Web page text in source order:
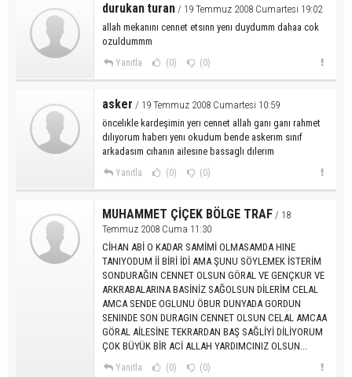
durukan turan / 19 Temmuz 2008 Cumartesi 19:02
allah mekanını cennet etsınn yenı duydumm dahaa cok
ozuldummm
Yanıtla (0) (0)
asker / 19 Temmuz 2008 Cumartesi 10:59
öncelıkle kardeşimin yerı cennet allah ganı ganı rahmet
dılıyorum haberı yenı okudum bende askerım sınıf
arkadasım cıhanın ailesıne bassaglı dılerım
Yanıtla (0) (0)
MUHAMMET ÇİÇEK BÖLGE TRAF / 18
Temmuz 2008 Cuma 11:30
CİHAN ABİ O KADAR SAMİMİ OLMASAMDA HINE
TANIYODUM İİ BİRİ İDİ AMA ŞUNU SÖYLEMEK İSTERİM
SONDURAĞIN CENNET OLSUN GÖRAL VE GENÇKUR VE
ARKRABALARINA BASİNİZ SAĞOLSUN DİLERİM CELAL
AMCA SENDE OGLUNU ÖBUR DUNYADA GORDUN
SENINDE SON DURAGIN CENNET OLSUN CELAL AMCAA
GÖRAL AİLESİNE TEKRARDAN BAŞ SAĞLİYİ DİLİYORUM
ÇOK BÜYÜK BİR ACİ ALLAH YARDIMCINIZ OLSUN...
Yanıtla (0) (0)